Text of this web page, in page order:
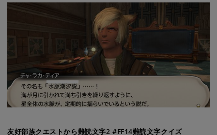
友好部族クエストから難読文字2 #FF14難読文字クイズ